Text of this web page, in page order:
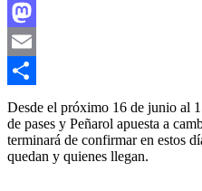
Facebook
Mastodon
Email
Compartir
Desde el próximo 16 de junio al
de pases y Peñarol apuesta a
terminará de confirmar en estos
quedan y quienes llegan.